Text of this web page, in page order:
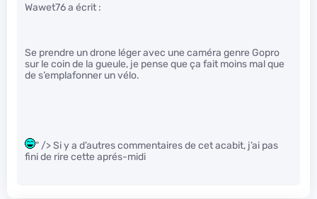
Wawet76 a écrit :
Se prendre un drone léger avec une caméra genre Gopro
sur le coin de la gueule, je pense que ça fait moins mal que
de s’emplafonner un vélo.
" /> Si y a d’autres commentaires de cet acabit, j’ai pas
fini de rire cette aprés-midi